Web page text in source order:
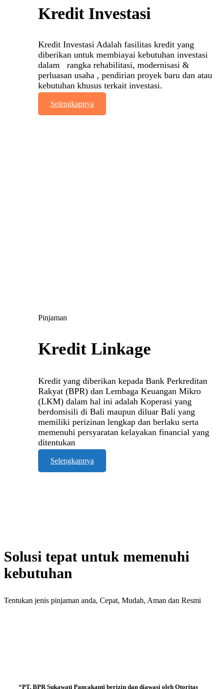
Kredit Investasi
Kredit Investasi Adalah fasilitas kredit yang
diberikan untuk membiayai kebutuhan investasi
dalam rangka rehabilitasi, modernisasi &
perluasan usaha , pendirian proyek baru dan atau
kebutuhan khusus terkait investasi.
Selengkapnya
Pinjaman
Kredit Linkage
Kredit yang diberikan kepada Bank Perkreditan
Rakyat (BPR) dan Lembaga Keuangan Mikro
(LKM) dalam hal ini adalah Koperasi yang
berdomisili di Bali maupun diluar Bali yang
memiliki perizinan lengkap dan berlaku serta
memenuhi persyaratan kelayakan financial yang
ditentukan
Selengkapnya
Solusi tepat untuk memenuhi
kebutuhan
Tentukan jenis pinjaman anda, Cepat, Mudah, Aman dan Resmi
“PT. BPR Sukawati Pancakanti berizin dan diawasi oleh Otoritas